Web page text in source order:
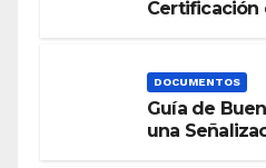
Certificación
DOCUMENTOS
Guía de
una